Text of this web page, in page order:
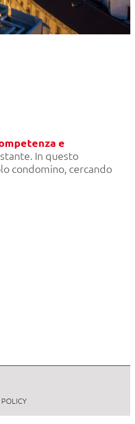
e
In questo
condomino, cercando